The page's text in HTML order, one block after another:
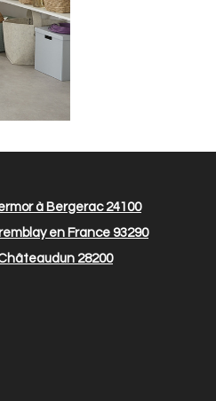
à Bergerac 24100
en France 93290
28200